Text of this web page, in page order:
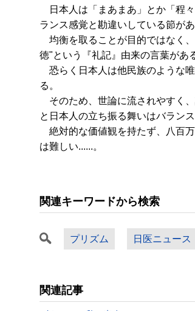
日本人は「まあまあ」とか「程
ランス感覚と勘違いしている節が
均衡を取ることが目的ではなく
徳"という『礼記』由来の言葉があ
恐らく日本人は他民族のような
る。
そのため、世論に流されやすく
と日本人の立ち振る舞いはバラン
絶対的な価値観を持たず、八百
は難しい......。
関連キーワードから検索
プリズム 日医ニュース
関連記事